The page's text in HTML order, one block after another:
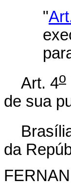
"
Art. 4o
de sua
da